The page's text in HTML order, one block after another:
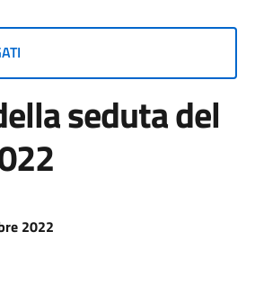
seduta del
2022